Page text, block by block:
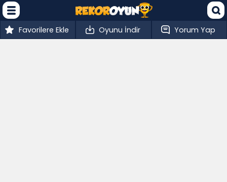
Favorilere Ekle Oyunu İndir Yorum Yap